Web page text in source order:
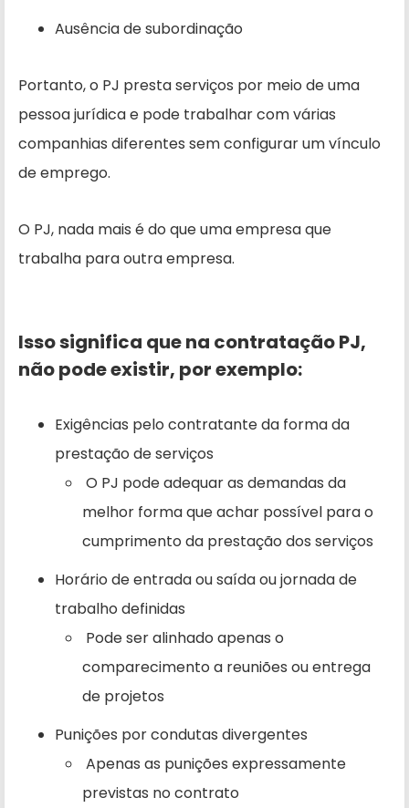
Ausência de subordinação
Portanto, o PJ presta serviços por meio de uma
pessoa jurídica e pode trabalhar com várias
companhias diferentes sem configurar um vínculo
de emprego.
O PJ, nada mais é do que uma empresa que
trabalha para outra empresa.
Isso significa que na contratação PJ,
não pode existir, por exemplo:
Exigências pelo contratante da forma da
prestação de serviços
O PJ pode adequar as demandas da
melhor forma que achar possível para o
cumprimento da prestação dos serviços
Horário de entrada ou saída ou jornada de
trabalho definidas
Pode ser alinhado apenas o
comparecimento a reuniões ou entrega
de projetos
Punições por condutas divergentes
Apenas as punições expressamente
previstas no contrato